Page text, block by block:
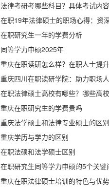
法律考研考哪些科目？具体考试内
在职19年法律硕士的职场心得：资深法务人士分享
在职研究生一年的学费分析
同等学力申硕2025年
重庆在职读研怎么样？在职人士提升学
重庆四川在职读研学院：助力职场人士实现学术
在职法律硕士高校有哪些？哪些高校可以报考
重庆在职研究生的学费贵吗
重庆法学硕士和法律专业硕士的区别
重庆学历与学力的区别
在职法硕和法学硕士区别
在职研究生同等学力申硕的5个关键
重庆在职法律硕士培训的特色与优势